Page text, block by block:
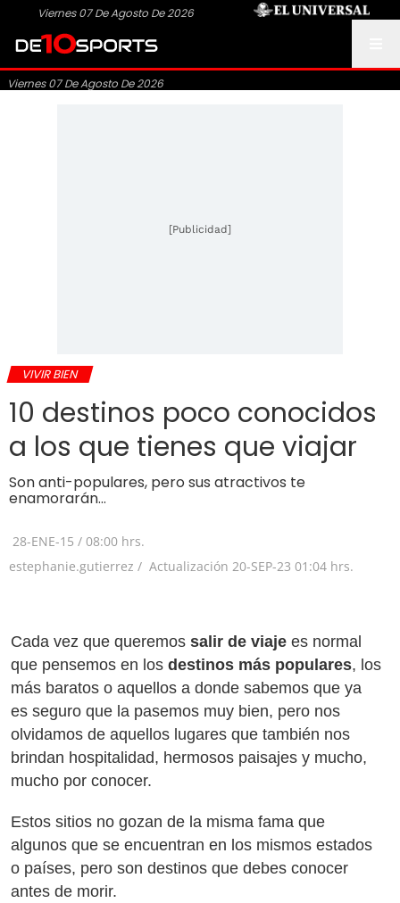
Viernes 07 De Agosto De 2026
Viernes 07 De Agosto De 2026
[Publicidad]
VIVIR BIEN
10 destinos poco conocidos
a los que tienes que viajar
Son anti-populares, pero sus atractivos te
enamorarán…
28-ENE-15 / 08:00 hrs.
estephanie.gutierrez / Actualización 20-SEP-23 01:04 hrs.
Cada vez que queremos salir de viaje es normal
que pensemos en los destinos más populares, los
más baratos o aquellos a donde sabemos que ya
es seguro que la pasemos muy bien, pero nos
olvidamos de aquellos lugares que también nos
brindan hospitalidad, hermosos paisajes y mucho,
mucho por conocer.
Estos sitios no gozan de la misma fama que
algunos que se encuentran en los mismos estados
o países, pero son destinos que debes conocer
antes de morir.